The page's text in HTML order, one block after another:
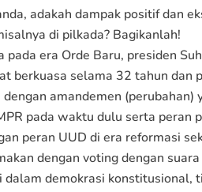
adakah dampak positif dan
di pilkada? Bagikanlah!
pada era Orde Baru, presiden
berkuasa selama 32 tahun dan
amandemen
pada waktu dulu serta peran
peran UUD di era reformasi
dengan voting dengan
dalam demokrasi konstitusional,